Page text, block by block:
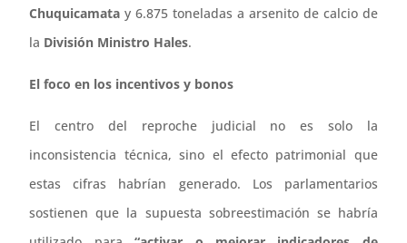
Chuquicamata y 6.875 toneladas a arsenito de calcio de
la División Ministro Hales.
El foco en los incentivos y bonos
El centro del reproche judicial no es solo la
inconsistencia técnica, sino el efecto patrimonial que
estas cifras habrían generado. Los parlamentarios
sostienen que la supuesta sobreestimación se habría